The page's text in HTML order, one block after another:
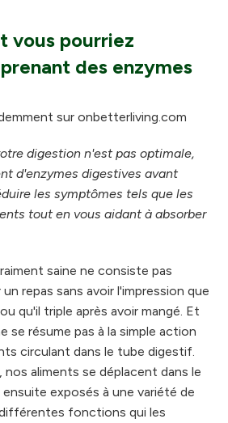
vous pourriez
des enzymes
sur onbetterliving.com
digestion n'est pas optimale,
d'enzymes digestives avant
les symptômes tels que les
tout en vous aidant à absorber
saine ne consiste pas
repas sans avoir l'impression que
qu'il triple après avoir mangé. Et
se résume pas à la simple action
circulant dans le tube digestif.
nos aliments se déplacent dans le
exposés à une variété de
fonctions qui les